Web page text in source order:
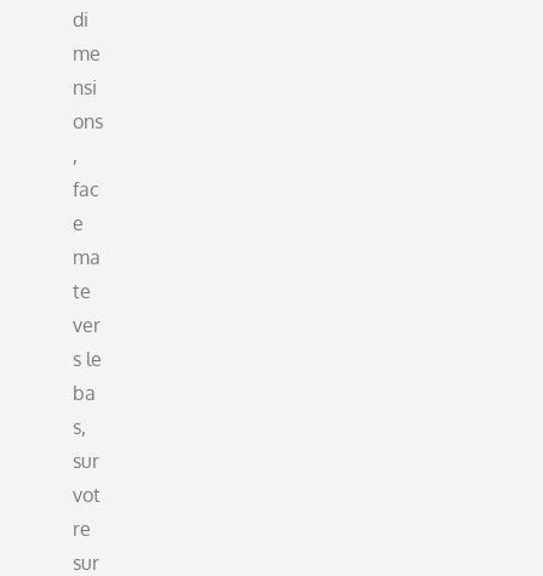
di
me
nsi
ons
,
fac
e
ma
te
ver
s le
ba
s,
sur
vot
re
sur